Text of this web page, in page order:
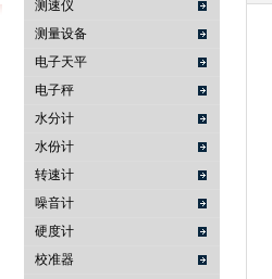
武汉提沃克科技有限公司
测速仪
测量设备
电子天平
电子秤
水分计
水份计
转速计
噪音计
硬度计
校准器